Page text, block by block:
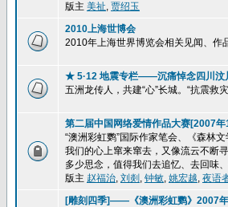
版主 美祉, 贾绍玉
2010上海世博会
2010年上海世界博览会相关见闻、作
★ 5·12 地震专栏——沉痛悼念四川汶
五洲龙传人，共建“心”长城。“抗震救
第二届中国网络爱情作品大赛[2007
“澳洲彩虹鹦”国际作家笔会、《森林
我们的心上窜来窜去，又像流云不断
多少思念，值得我们去追忆、去回味
版主 赵福治, 刘剡 , 钟敏, 姚宏越, 夜语
[雕刻四季]——《澳洲彩虹鹦》2007